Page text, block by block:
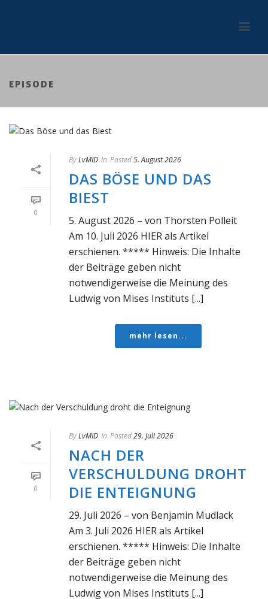
EPISODE
0
ByLvMID In Posted5. August 2026
DAS BÖSE UND DAS
BIEST
5. August 2026 – von Thorsten Polleit
Am 10. Juli 2026 HIER als Artikel
erschienen. ***** Hinweis: Die Inhalte
der Beiträge geben nicht
notwendigerweise die Meinung des
Ludwig von Mises Instituts [...]
mehr lesen...
0
ByLvMID In Posted29. Juli 2026
NACH DER
VERSCHULDUNG DROHT
DIE ENTEIGNUNG
29. Juli 2026 – von Benjamin Mudlack
Am 3. Juli 2026 HIER als Artikel
erschienen. ***** Hinweis: Die Inhalte
der Beiträge geben nicht
notwendigerweise die Meinung des
Ludwig von Mises Instituts [...]